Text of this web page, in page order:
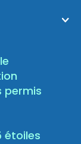
permis
étoiles